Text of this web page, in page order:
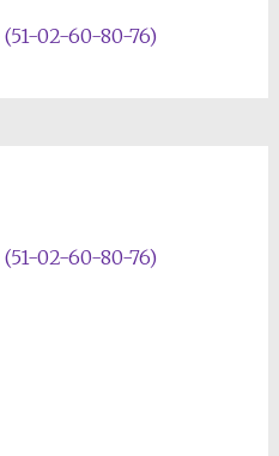
02-60-80-76)
02-60-80-76)